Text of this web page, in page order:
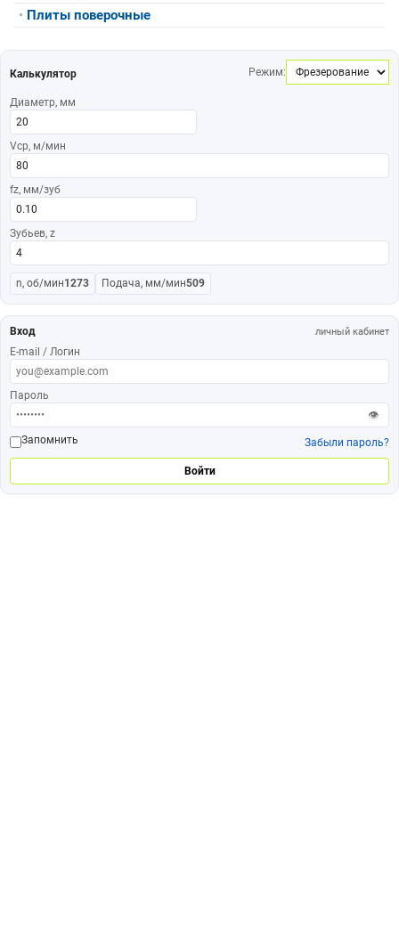
• Плиты поверочные
Калькулятор Режим:
Диаметр, мм
Vср, м/мин
fz, мм/зуб
Зубьев, z
n, об/мин1273 Подача, мм/мин509
Вход личный кабинет
E-mail / Логин
Пароль
👁
Запомнить
Забыли пароль?
Войти